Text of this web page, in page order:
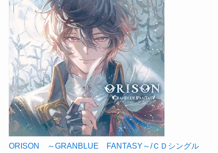
ORISON ～GRANBLUE FANTASY～/ＣＤシングル